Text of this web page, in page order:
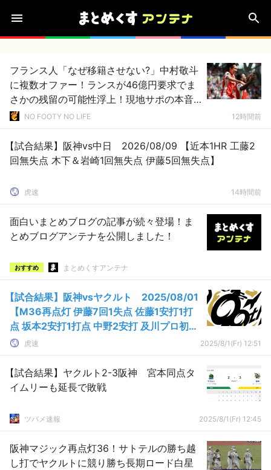
フランス人「なぜ移籍させない?」中村敬斗
に複数オファー！ランスが46億円要求でま
さかの残留の可能性浮上！現地サポの本音
がこれ！【海外の反応】
NO FOOTY NO LIFE 12時間前
【試合結果】阪神vs中日 2026/08/09 【近本1HR 工藤2
回無失点 木下＆岩崎1回無失点 伊藤5回無失点】
虎速 14時間前
面白いまとめブログの記事が続々登場！ま
とめブログアンテナを公開しました！
おすすめ まとめくすアンテナ
【試合結果】阪神vsヤクルト 2025/08/01
【M36再点灯 伊藤7回1失点 佐藤1安打1打
点 坂本2安打1打点 中野2安打 及川プロ初
S】 虎速 2025/8/1(Fr) 12:51
【試合結果】ヤクルト2-3阪神 宮本同点タ
イムリーも延長で敗戦
ツバメ速報 2025/8/1(Fr) 12:45
阪神マジック再点灯36！サトテルの勝ち越
し打でヤクルトに競り勝ち長期ロード白星